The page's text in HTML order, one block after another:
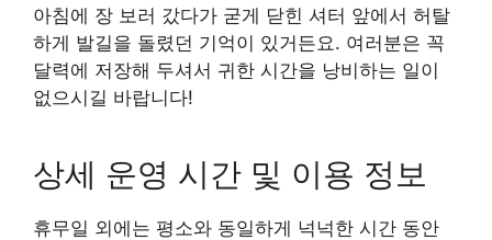
아침에 장 보러 갔다가 굳게 닫힌 셔터 앞에서 허탈
하게 발길을 돌렸던 기억이 있거든요. 여러분은 꼭
달력에 저장해 두셔서 귀한 시간을 낭비하는 일이
없으시길 바랍니다!
상세 운영 시간 및 이용 정보
휴무일 외에는 평소와 동일하게 넉넉한 시간 동안